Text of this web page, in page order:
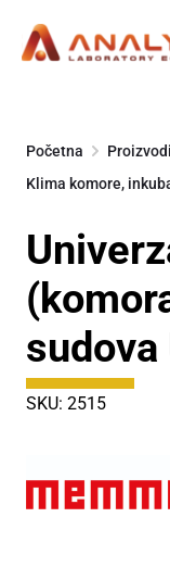
content
Početna Proizvodi
Klima komore,
sudova
SKU: 2515